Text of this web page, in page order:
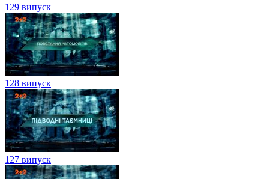
129 випуск
128 випуск
127 випуск